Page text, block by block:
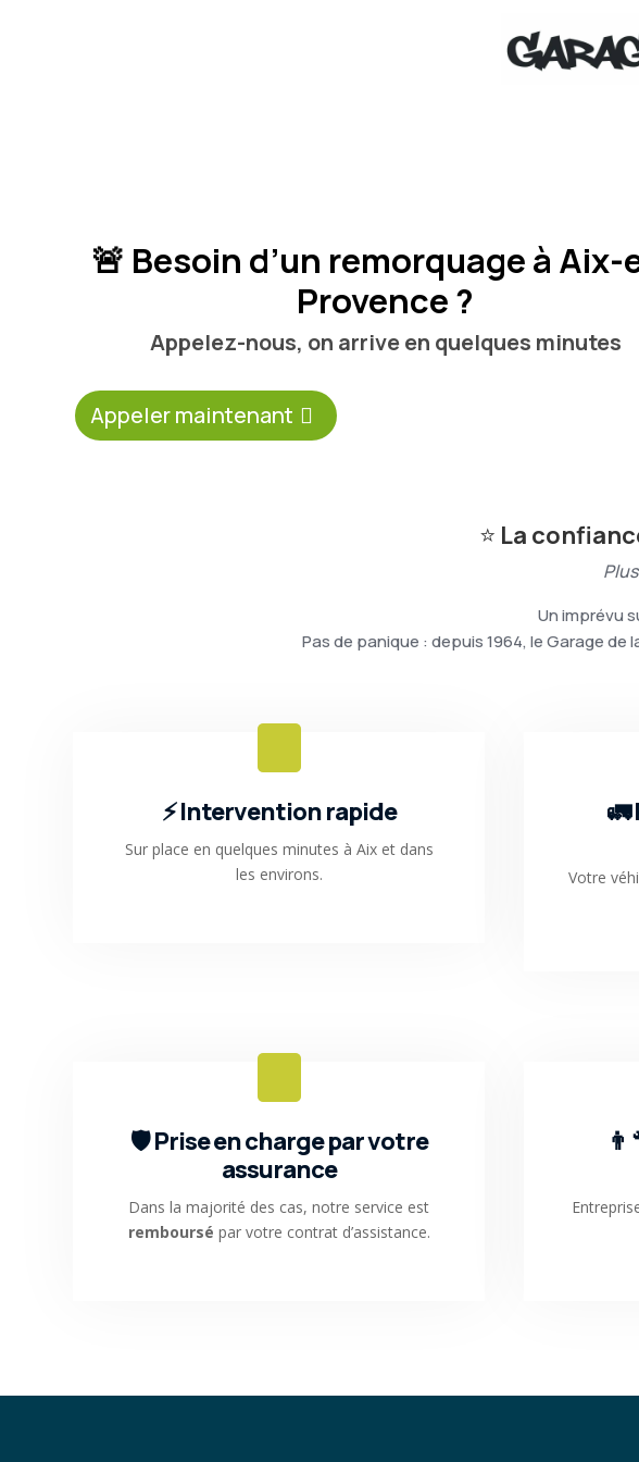
🚨 Besoin d’un remorquage à Aix-
Provence ?
Appelez-nous, on arrive en quelques minutes
Appeler maintenant
⭐ La
Un imprévu
Pas de panique : depuis 1964, le Garage
⚡ Intervention rapide
Sur place en quelques minutes à Aix et dans
les environs.
🚛
Votre
🛡️ Prise en charge par votre
assurance
Dans la majorité des cas, notre service est
remboursé par votre contrat d’assistance.